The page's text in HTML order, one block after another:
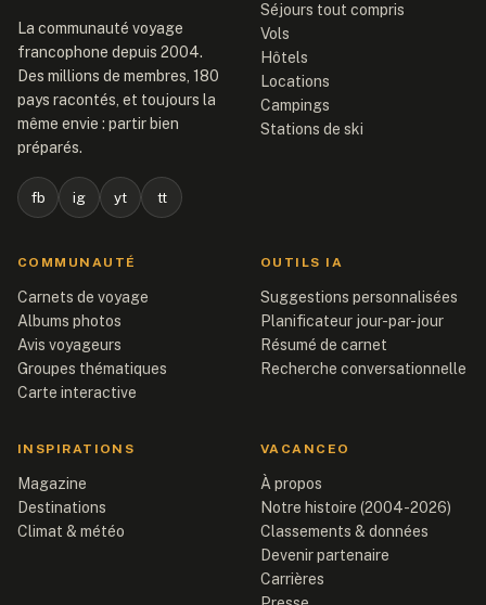
La communauté voyage
francophone depuis 2004.
Des millions de membres, 180
pays racontés, et toujours la
même envie : partir bien
préparés.
fb ig yt tt
Séjours tout compris
Vols
Hôtels
Locations
Campings
Stations de ski
COMMUNAUTÉ
Carnets de voyage
Albums photos
Avis voyageurs
Groupes thématiques
Carte interactive
OUTILS IA
Suggestions personnalisées
Planificateur jour-par-jour
Résumé de carnet
Recherche conversationnelle
INSPIRATIONS
Magazine
Destinations
Climat & météo
VACANCEO
À propos
Notre histoire (2004-2026)
Classements & données
Devenir partenaire
Carrières